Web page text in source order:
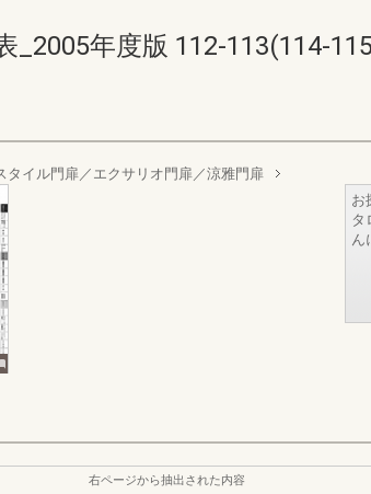
_2005年度版 112-113(114-
イル門扉／エクサリオ門扉／涼雅門扉
お
タ
ん
右ページから抽出された内容